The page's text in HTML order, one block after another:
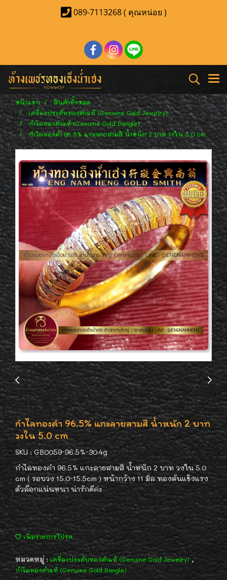
089-7113268 ( คุณหน่อย )
หน้าแรก
สินค้าทั้งหมด
เครื่องประดับทองคำแท้ (Genuine Gold Jewelry)
กำไลทองคำแท้ (Genuine Gold Bangle)
กำไลทองคำ 96.5% แกะลายสามสี น้ำหนัก 2 บาท วงใน 5.0 cm
กำไลทองคำ 96.5% แกะลายสามสี น้ำหนัก 2 บาท
วงใน 5.0 cm
SKU : GB0059-96.5%-30.4g
กำไลทองคำ 96.5% แกะลายสามสี น้ำหนัก 2 บาท วงใน 5.0
cm ( รอบวง 15.0-15.5cm ) หน้ากว้าง 11 มิล ทองตันแข็งแรง
ตัวล๊อกแน่นหนา น่ารักดีค่ะ
เพิ่มรายการโปรด
หมวดหมู่ : เครื่องประดับทองคำแท้ (Genuine Gold Jewelry) ,
กำไลทองคำแท้ (Genuine Gold Bangle)